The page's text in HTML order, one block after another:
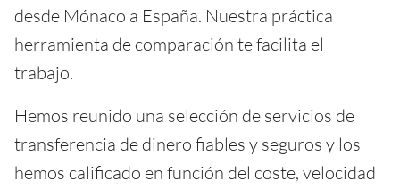
desde Mónaco a España. Nuestra práctica
herramienta de comparación te facilita el
trabajo.
Hemos reunido una selección de servicios de
transferencia de dinero fiables y seguros y los
hemos calificado en función del coste, velocidad